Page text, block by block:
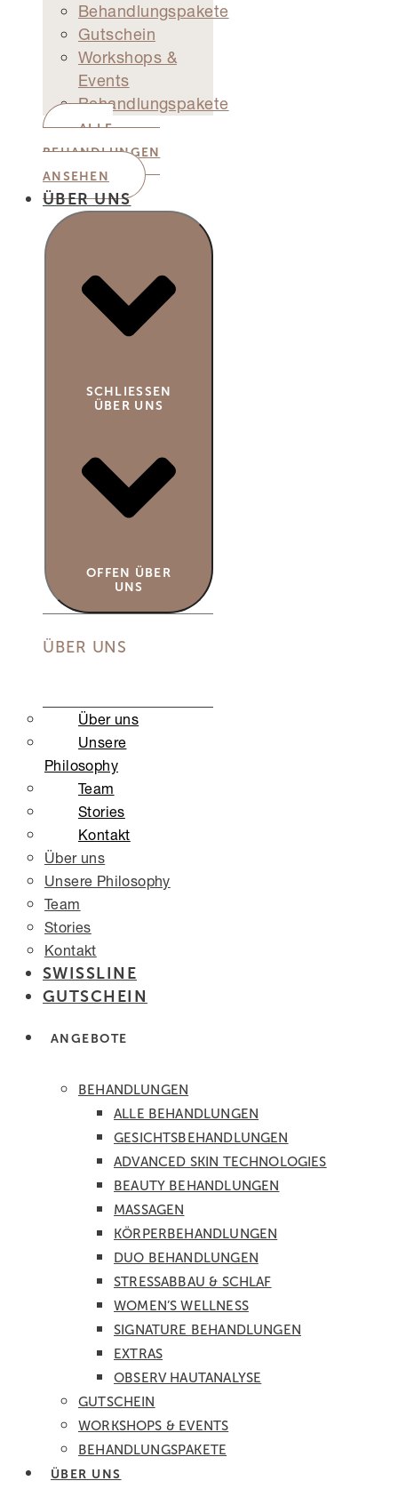
Behandlungspakete
Gutschein
Workshops &
Events
Behandlungspakete
ALLE
BEHANDLUNGEN
ANSEHEN
ÜBER UNS
SCHLIESSEN Ü
BER UNS
OFFEN ÜBER
UNS
ÜBER UNS
Über uns
Unsere
Philosophy
Team
Stories
Kontakt
Über uns
Unsere Philosophy
Team
Stories
Kontakt
SWISSLINE
GUTSCHEIN
ANGEBOTE
BEHANDLUNGEN
ALLE BEHANDLUNGEN
GESICHTS­BEHANDLUNGEN
ADVANCED SKIN TECHNOLOGIES
BEAUTY BEHANDLUNGEN
MASSAGEN
KÖRPER­BEHANDLUNGEN
DUO BEHANDLUNGEN
STRESSABBAU & SCHLAF
WOMEN’S WELLNESS
SIGNATURE BEHANDLUNGEN
EXTRAS
OBSERV HAUTANALYSE
GUTSCHEIN
WORKSHOPS & EVENTS
BEHANDLUNGSPAKETE
ÜBER UNS